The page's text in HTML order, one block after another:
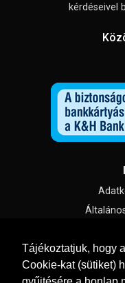
Tájékoztatjuk, hogy
Cookie-kat (sütiket)
kérdéseivel